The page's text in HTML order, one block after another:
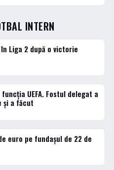
INTERN
Liga 2 după o victorie
UEFA. Fostul delegat a
și a făcut
euro pe fundașul de 22 de